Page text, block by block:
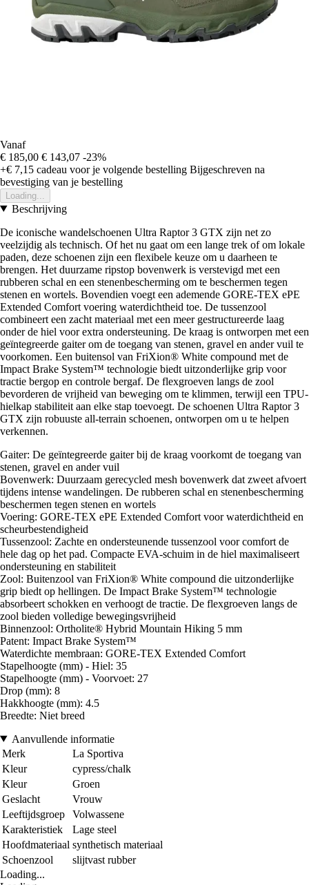
Vanaf
€ 185,00 € 143,07 -23%
+€ 7,15 cadeau voor je volgende bestelling Bijgeschreven na
bevestiging van je bestelling
Loading...
Beschrijving
De iconische wandelschoenen Ultra Raptor 3 GTX zijn net zo
veelzijdig als technisch. Of het nu gaat om een lange trek of om lokale
paden, deze schoenen zijn een flexibele keuze om u daarheen te
brengen. Het duurzame ripstop bovenwerk is verstevigd met een
rubberen schal en een stenenbescherming om te beschermen tegen
stenen en wortels. Bovendien voegt een ademende GORE-TEX ePE
Extended Comfort voering waterdichtheid toe. De tussenzool
combineert een zacht materiaal met een meer gestructureerde laag
onder de hiel voor extra ondersteuning. De kraag is ontworpen met een
geïntegreerde gaiter om de toegang van stenen, gravel en ander vuil te
voorkomen. Een buitensol van FriXion® White compound met de
Impact Brake System™ technologie biedt uitzonderlijke grip voor
tractie bergop en controle bergaf. De flexgroeven langs de zool
bevorderen de vrijheid van beweging om te klimmen, terwijl een TPU-
hielkap stabiliteit aan elke stap toevoegt. De schoenen Ultra Raptor 3
GTX zijn robuuste all-terrain schoenen, ontworpen om u te helpen
verkennen.
Gaiter: De geïntegreerde gaiter bij de kraag voorkomt de toegang van
stenen, gravel en ander vuil
Bovenwerk: Duurzaam gerecycled mesh bovenwerk dat zweet afvoert
tijdens intense wandelingen. De rubberen schal en stenenbescherming
beschermen tegen stenen en wortels
Voering: GORE-TEX ePE Extended Comfort voor waterdichtheid en
scheurbestendigheid
Tussenzool: Zachte en ondersteunende tussenzool voor comfort de
hele dag op het pad. Compacte EVA-schuim in de hiel maximaliseert
ondersteuning en stabiliteit
Zool: Buitenzool van FriXion® White compound die uitzonderlijke
grip biedt op hellingen. De Impact Brake System™ technologie
absorbeert schokken en verhoogt de tractie. De flexgroeven langs de
zool bieden volledige bewegingsvrijheid
Binnenzool: Ortholite® Hybrid Mountain Hiking 5 mm
Patent: Impact Brake System™
Waterdichte membraan: GORE-TEX Extended Comfort
Stapelhoogte (mm) - Hiel: 35
Stapelhoogte (mm) - Voorvoet: 27
Drop (mm): 8
Hakkhoogte (mm): 4.5
Breedte: Niet breed
Aanvullende informatie
Merk
La Sportiva
Kleur
cypress/chalk
Kleur
Groen
Geslacht
Vrouw
Leeftijdsgroep
Volwassene
Karakteristiek
Lage steel
Hoofdmateriaal synthetisch materiaal
Schoenzool
slijtvast rubber
Loading...